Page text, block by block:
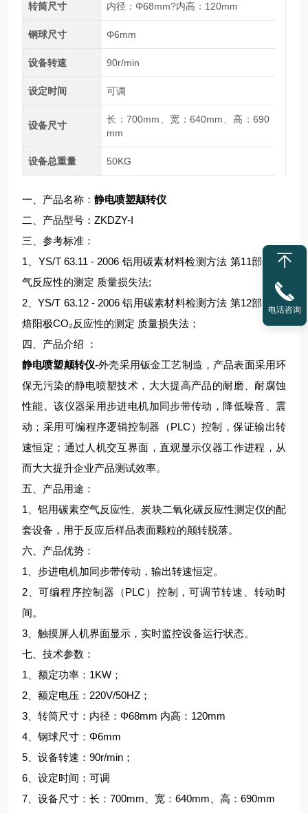
转筒尺寸 内径：Φ68mm?内高：120mm
钢球尺寸 Φ6mm
设备转速 90r/min
设定时间 可调
设备尺寸
长：700mm、宽：640mm、高：690
mm
设备总重量 50KG
一、产品名称： 静电喷塑颠转仪
二、产品型号：ZKDZY-I
三、参考标准：
1、YS/T 63.11 - 2006 铝用碳素材料检测方法 第11部分 空
气反应性的测定 质量损失法;
2、YS/T 63.12 - 2006 铝用碳素材料检测方法 第12部分 预
焙阳极CO₂反应性的测定 质量损失法；
四、产品介绍 ：
静电喷塑颠转仪-外壳采用钣金工艺制造，产品表面采用环
保无污染的静电喷塑技术，大大提高产品的耐磨、耐腐蚀
性能。该仪器采用步进电机加同步带传动，降低噪音、震
动；采用可编程序逻辑控制器（PLC）控制，保证输出转
速恒定；通过人机交互界面，直观显示仪器工作进程，从
而大大提升企业产品测试效率。
五、产品用途：
1、铝用碳素空气反应性、炭块二氧化碳反应性测定仪的配
套设备，用于反应后样品表面颗粒的颠转脱落。
六、产品优势：
1、步进电机加同步带传动，输出转速恒定。
2、可编程序控制器（PLC）控制，可调节转速、转动时
间。
3、触摸屏人机界面显示，实时监控设备运行状态。
七、技术参数：
1、额定功率：1KW；
2、额定电压：220V/50HZ；
3、转筒尺寸：内径：Φ68mm 内高：120mm
4、钢球尺寸：Φ6mm
5、设备转速：90r/min；
6、设定时间：可调
7、设备尺寸：长：700mm、宽：640mm、高：690mm
电话咨询